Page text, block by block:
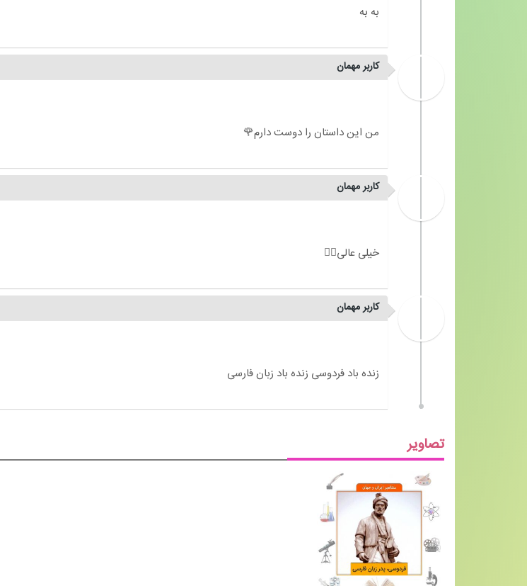
کاربر مهمان
کاربر مهمان
کاربر مهمان
تصاویر